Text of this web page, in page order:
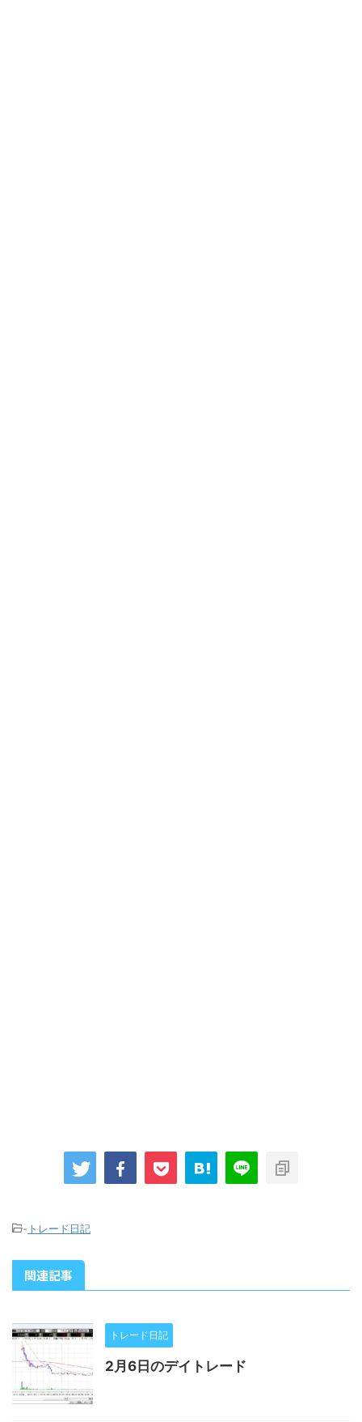
- トレード日記
関連記事
トレード日記
2月6日のデイトレード